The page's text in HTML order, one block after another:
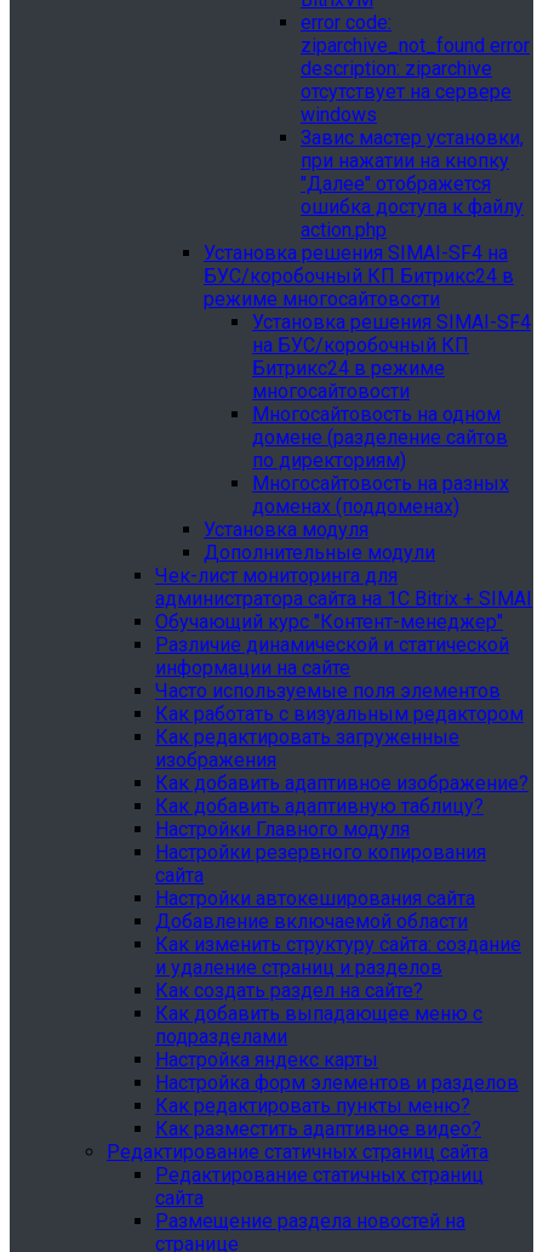
error сode:
ziparchive_not_found error
description: ziparchive
отсутствует на сервере
windows
Завис мастер установки,
при нажатии на кнопку
"Далее" отображется
ошибка доступа к файлу
action.php
Установка решения SIMAI-SF4 на
БУС/коробочный КП Битрикс24 в
режиме многосайтовости
Установка решения SIMAI-SF4
на БУС/коробочный КП
Битрикс24 в режиме
многосайтовости
Многосайтовость на одном
домене (разделение сайтов
по директориям)
Многосайтовость на разных
доменах (поддоменах)
Установка модуля
Дополнительные модули
Чек-лист мониторинга для
администратора сайта на 1С Bitrix + SIMAI
Обучающий курс "Контент-менеджер"
Различие динамической и статической
информации на сайте
Часто используемые поля элементов
Как работать с визуальным редактором
Как редактировать загруженные
изображения
Как добавить адаптивное изображение?
Как добавить адаптивную таблицу?
Настройки Главного модуля
Настройки резервного копирования
сайта
Настройки автокеширования сайта
Добавление включаемой области
Как изменить структуру сайта: создание
и удаление страниц и разделов
Как создать раздел на сайте?
Как добавить выпадающее меню с
подразделами
Настройка яндекс карты
Настройка форм элементов и разделов
Как редактировать пункты меню?
Как разместить адаптивное видео?
Редактирование статичных страниц сайта
Редактирование статичных страниц
сайта
Размещение раздела новостей на
странице